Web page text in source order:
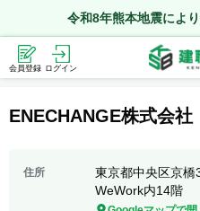
令和8年熊本地震によ
会員登録 ログイン
ENECHANGE株式会社
住所
東京都中央区京
WeWork内14階